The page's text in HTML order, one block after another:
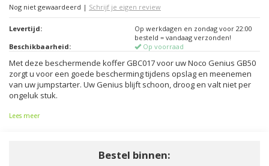
Nog niet gewaardeerd | Schrijf je eigen review
Levertijd:
Op werkdagen en zondag voor 22:00
besteld = vandaag verzonden!
Beschikbaarheid:
Op voorraad
Met deze beschermende koffer GBC017 voor uw Noco Genius GB50
zorgt u voor een goede bescherming tijdens opslag en meenemen
van uw jumpstarter. Uw Genius blijft schoon, droog en valt niet per
ongeluk stuk.
Lees meer
Bestel binnen: